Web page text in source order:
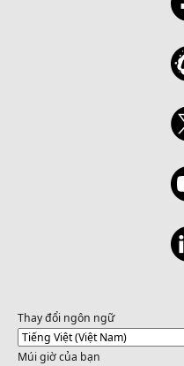
Thay đổi ngôn ngữ
Múi giờ của bạn